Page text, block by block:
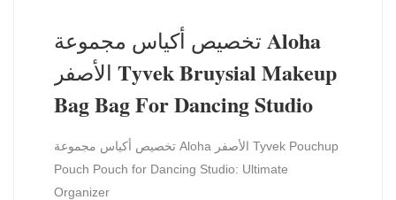
تخصيص أكياس مجموعة Aloha
الأصفر Tyvek Bruysial Makeup
Bag Bag For Dancing Studio
تخصيص أكياس مجموعة Aloha الأصفر Tyvek Pouchup
Pouch Pouch for Dancing Studio: Ultimate
Organizer